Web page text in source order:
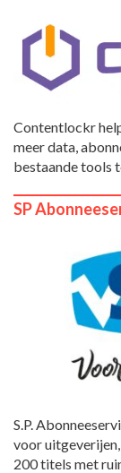
Contentlockr
meer data,
bestaande tools
SP
S.P.
voor
200 titels met